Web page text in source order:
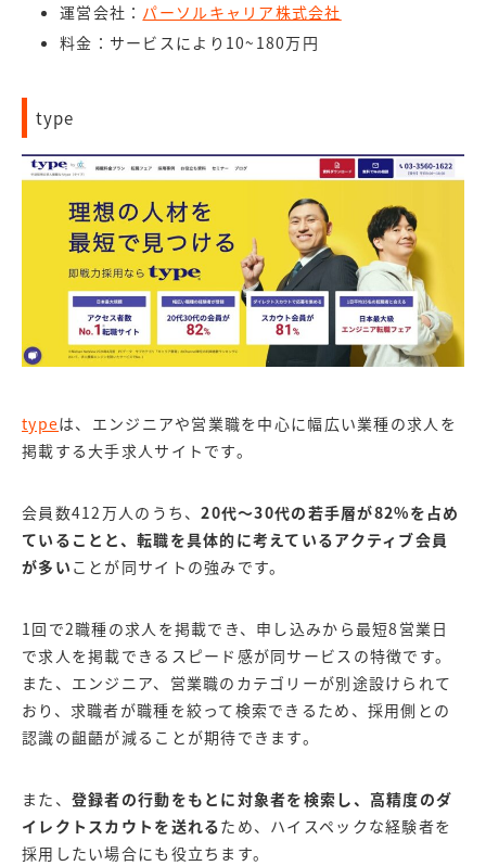
運営会社： パーソルキャリア株式会社
料金：サービスにより10~180万円
type
typeは、エンジニアや営業職を中心に幅広い業種の求人を
掲載する大手求人サイトです。
会員数412万人のうち、20代～30代の若手層が82%を占め
ていることと、転職を具体的に考えているアクティブ会員
が多い こと が同サイトの強みです。
1回で2職種の求人を掲載でき、申し込みから最短8営業日
で求人を掲載できるスピード感が同サービスの特徴です。
また、エンジニア、営業職のカテゴリーが別途設けられて
おり、求職者が職種を絞って検索できるため、採用側との
認識の齟齬が減ることが期待できます。
また、 登録者の行動をもとに対象者を検索し、高精度のダ
イレクトスカウトを送れるため、ハイスペックな経験者を
採用したい場合にも役立ちます。